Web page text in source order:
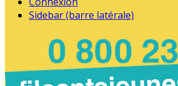
Sidebar (barre latérale)